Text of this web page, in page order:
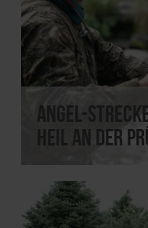
Angel-
Heil an der